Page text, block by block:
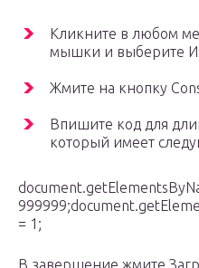
Кликните в любом
мышки и выберите
Жмите на кнопку
Впишите код для
который имеет
= 1;
В завершение жмите